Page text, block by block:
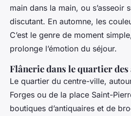
main dans la main, ou s’asseoir
discutant. En automne, les
C’est le genre de moment
prolonge l’émotion du séjour.
Flânerie dans le quartier
Le quartier du centre-ville,
Forges ou de la place Saint-
boutiques d’antiquaires et de